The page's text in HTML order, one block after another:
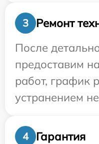
3
Ремонт
После
предоставим
работ, график
устранением
4
Гарантия